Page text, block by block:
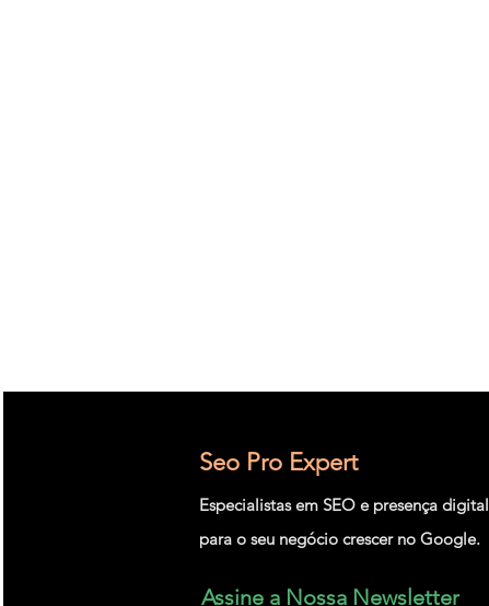
Seo Pro Expert
Especialistas em SEO e presença digital
para o seu negócio crescer no Google.
Assine a Nossa Newsletter